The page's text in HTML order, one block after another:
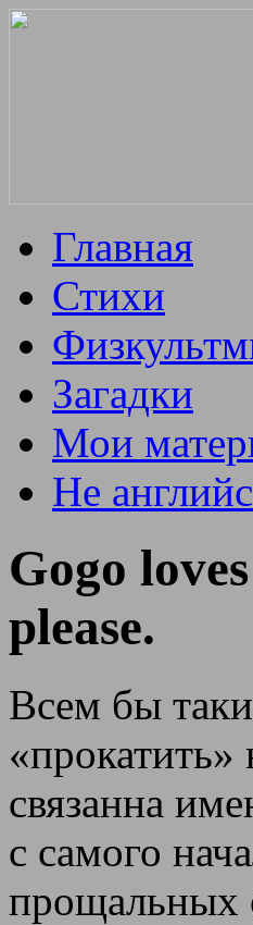
Главная
Стихи
Загадки
Мои
Не
Gogo
please.
Всем бы
«прокатить»
связанна
с самого
прощальных